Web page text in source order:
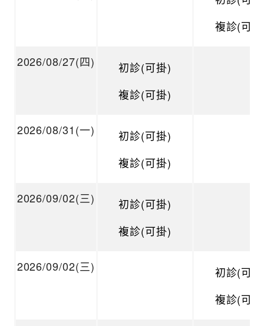
複診(可
2026/08/27(四)
初診(可掛)
複診(可掛)
2026/08/31(一)
初診(可掛)
複診(可掛)
2026/09/02(三)
初診(可掛)
複診(可掛)
2026/09/02(三)
初診(可
複診(可